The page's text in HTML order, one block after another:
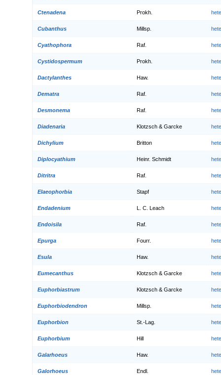
Ctenadena Prokh.
Cubanthus Millsp.
Cyathophora Raf.
Cystidospermum Prokh.
Dactylanthes Haw.
Dematra Raf.
Desmonema Raf.
Diadenaria Klotzsch & Garcke
Dichylium Britton
Diplocyathium Heinr. Schmidt
Ditritra Raf.
Elaeophorbia Stapf
Endadenium L. C. Leach
Endoisila Raf.
Epurga Fourr.
Esula Haw.
Eumecanthus Klotzsch & Garcke
Euphorbiastrum Klotzsch & Garcke
Euphorbiodendron Millsp.
Euphorbion St.-Lag.
Euphorbium Hill
Galarhoeus Haw.
Galorhoeus Endl.